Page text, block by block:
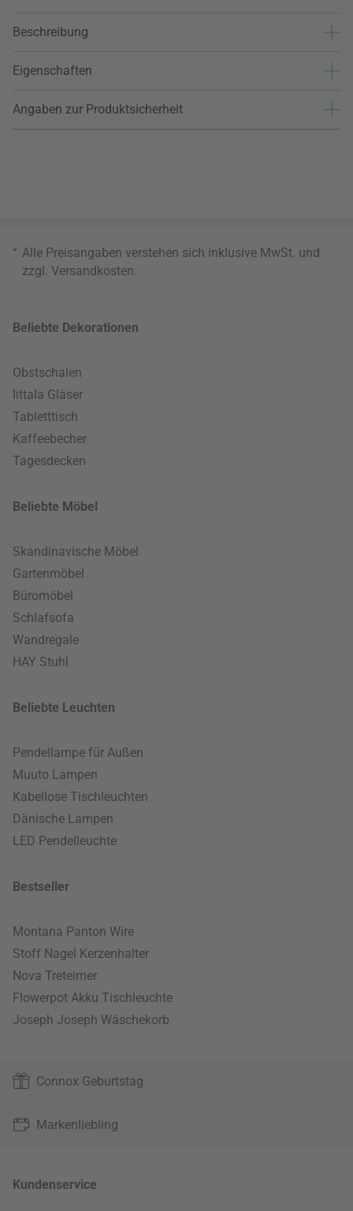
Beschreibung
Eigenschaften
Angaben zur Produktsicherheit
* Alle Preisangaben verstehen sich inklusive MwSt. und
zzgl. Versandkosten
Beliebte Dekorationen
Obstschalen
Iittala Gläser
Tabletttisch
Kaffeebecher
Tagesdecken
Beliebte Möbel
Skandinavische Möbel
Gartenmöbel
Büromöbel
Schlafsofa
Wandregale
HAY Stuhl
Beliebte Leuchten
Pendellampe für Außen
Muuto Lampen
Kabellose Tischleuchten
Dänische Lampen
LED Pendelleuchte
Bestseller
Montana Panton Wire
Stoff Nagel Kerzenhalter
Nova Treteimer
Flowerpot Akku Tischleuchte
Joseph Joseph Wäschekorb
Connox Geburtstag
Markenliebling
Kundenservice